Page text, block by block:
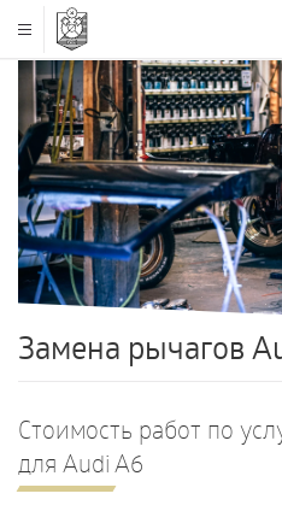
Замена рычагов
Стоимость работ по
для Audi A6